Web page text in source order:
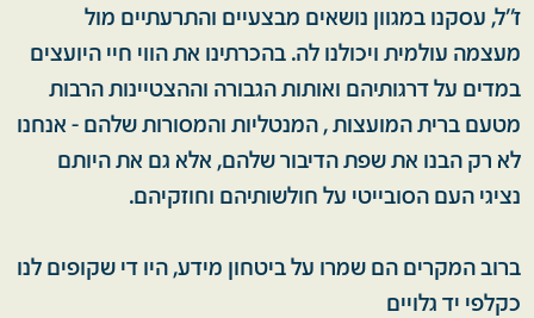
ז’’ל, עסקנו במגוון נושאים מבצעיים והתרעתיים מול
מעצמה עולמית ויכולנו לה. בהכרתינו את הווי חיי היועצים
במדים על דרגותיהם ואותות הגבורה וההצטיינות הרבות
מטעם ברית המועצות , המנטליות והמסורות שלהם - אנחנו
לא רק הבנו את שפת הדיבור שלהם, אלא גם את היותם
נציגי העם הסובייטי על חולשותיהם וחוזקיהם.
ברוב המקרים הם שמרו על ביטחון מידע, היו די שקופים לנו
כקלפי יד גלויים